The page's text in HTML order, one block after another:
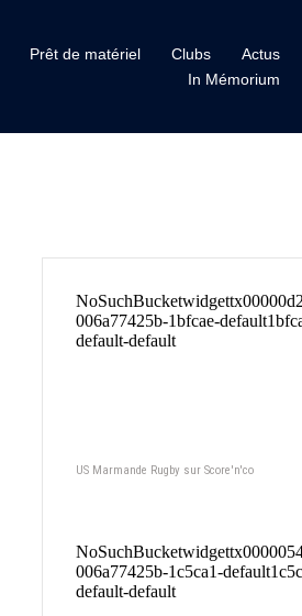
Prêt de matériel Clubs
Actus
In Mémorium
US Marmande Rugby sur Score'n'co